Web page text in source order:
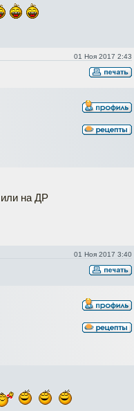
01 Ноя 2017 2:43
на ДР
01 Ноя 2017 3:40